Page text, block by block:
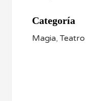
Categoría
Magia,Teatro